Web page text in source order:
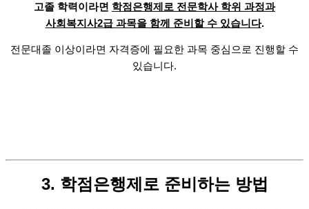
고졸 학력이라면 학점은행제로 전문학사 학위 과정과
사회복지사2급 과목을 함께 준비할 수 있습니다.
전문대졸 이상이라면 자격증에 필요한 과목 중심으로 진행할 수
있습니다.
3. 학점은행제로 준비하는 방법